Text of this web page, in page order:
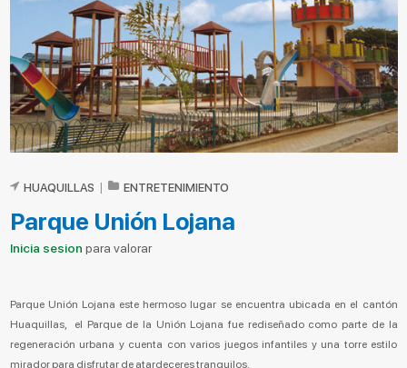
HUAQUILLAS ENTRETENIMIENTO
Parque Unión Lojana
Inicia sesion para valorar
Parque Unión Lojana este hermoso lugar se encuentra ubicada en el cantón
Huaquillas, el Parque de la Unión Lojana fue rediseñado como parte de la
regeneración urbana y cuenta con varios juegos infantiles y una torre estilo
mirador para disfrutar de atardeceres tranquilos.